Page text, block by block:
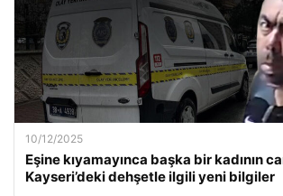
10/12/2025
Eşine kıyamayınca başka bir kadının
Kayseri’deki dehşetle ilgili yeni bilgiler